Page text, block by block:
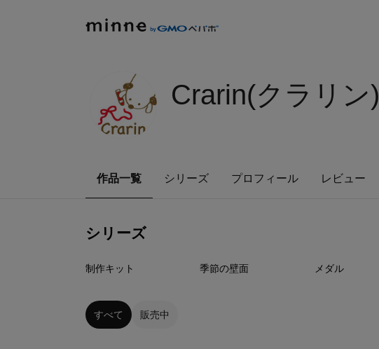
Crarin(クラリン)
作品一覧 シリーズ プロフィール レビュー
シリーズ
制作キット 季節の壁面 メダル
すべて 販売中